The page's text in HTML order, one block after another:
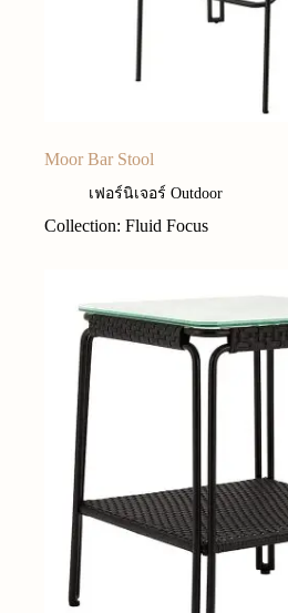
Moor Bar Stool
เฟอร์นิเจอร์ Outdoor
Collection: Fluid Focus